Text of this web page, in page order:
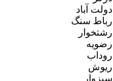
دولت آباد
رباط سنگ
رشتخوار
رضویه
روداب
ریوش
سبزوار